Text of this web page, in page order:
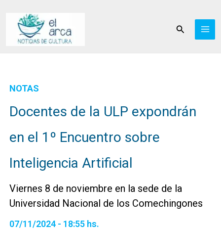
contenido
Buscar
NOTAS
Docentes de la ULP expondrán
en el 1º Encuentro sobre
Inteligencia Artificial
Viernes 8 de noviembre en la sede de la
Universidad Nacional de los Comechingones
07/11/2024 - 18:55 hs.